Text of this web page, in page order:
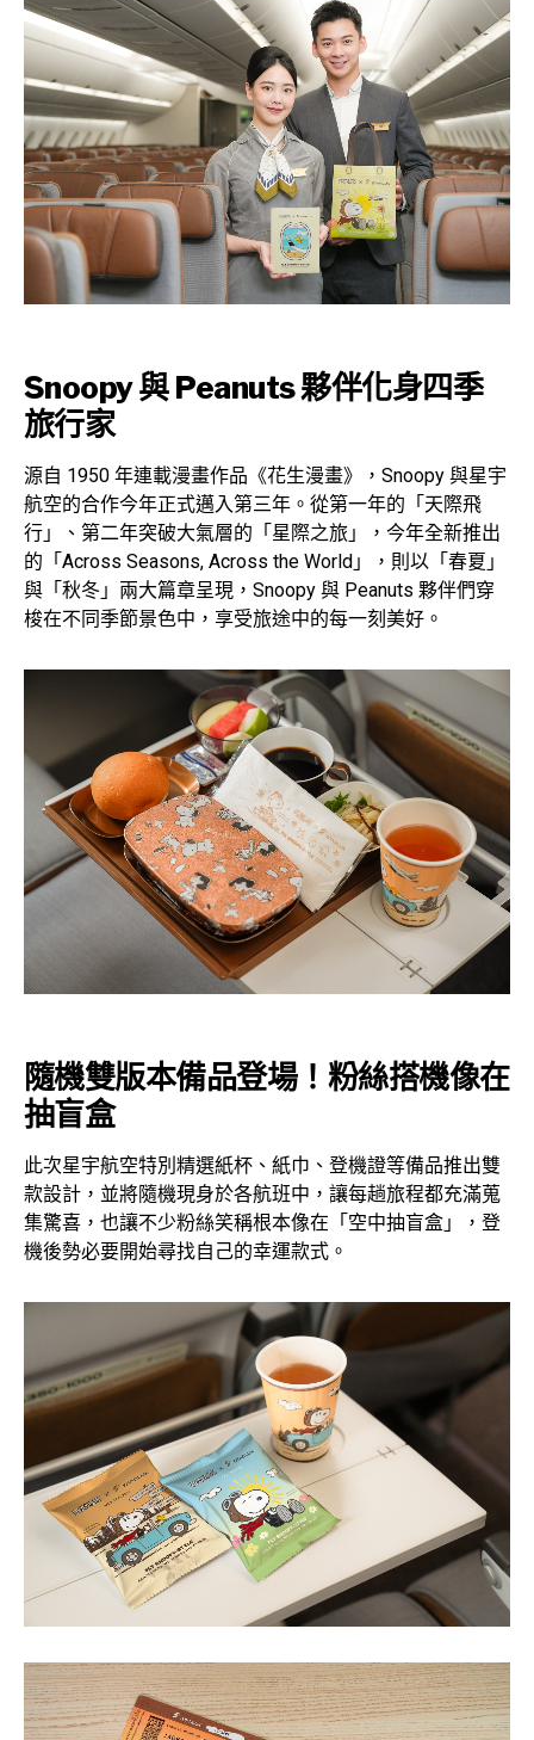
Snoopy 與 Peanuts 夥伴化身四季
旅行家
源自 1950 年連載漫畫作品《花生漫畫》，Snoopy 與星宇
航空的合作今年正式邁入第三年。從第一年的「天際飛
行」、第二年突破大氣層的「星際之旅」，今年全新推出
的「Across Seasons, Across the World」，則以「春夏」
與「秋冬」兩大篇章呈現，Snoopy 與 Peanuts 夥伴們穿
梭在不同季節景色中，享受旅途中的每一刻美好。
隨機雙版本備品登場！粉絲搭機像在
抽盲盒
此次星宇航空特別精選紙杯、紙巾、登機證等備品推出雙
款設計，並將隨機現身於各航班中，讓每趟旅程都充滿蒐
集驚喜，也讓不少粉絲笑稱根本像在「空中抽盲盒」，登
機後勢必要開始尋找自己的幸運款式。